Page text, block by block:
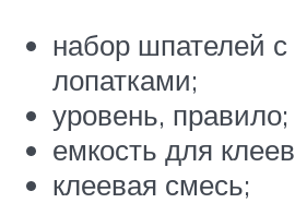
набор шпателей
лопатками;
уровень, правило;
емкость для
клеевая смесь;